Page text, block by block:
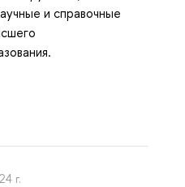
и справочные
г.